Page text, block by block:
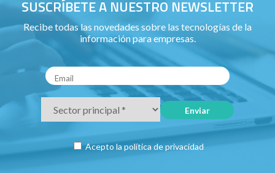
SUSCRÍBETE A NUESTRO NEWSLETTER
Recibe todas las novedades sobre las tecnologías de la
información para empresas.
Acepto la política de privacidad